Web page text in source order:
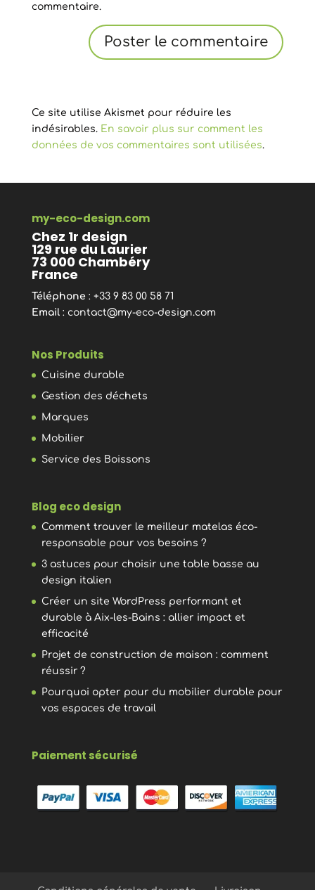
commentaire.
Ce site utilise Akismet pour réduire les
indésirables. En savoir plus sur comment les
données de vos commentaires sont utilisées.
my-eco-design.com
Chez 1r design
129 rue du Laurier
73 000 Chambéry
France
Téléphone : +33 9 83 00 58 71
Email: contact@my-eco-design.com
Nos Produits
Cuisine durable
Gestion des déchets
Marques
Mobilier
Service des Boissons
Blog eco design
Comment trouver le meilleur matelas éco-
responsable pour vos besoins ?
3 astuces pour choisir une table basse au
design italien
Créer un site WordPress performant et
durable à Aix-les-Bains : allier impact et
efficacité
Projet de construction de maison : comment
réussir ?
Pourquoi opter pour du mobilier durable pour
vos espaces de travail
Paiement sécurisé